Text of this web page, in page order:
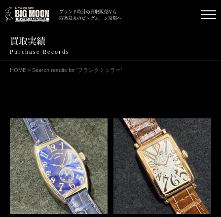
ブランド時計の買取販売なら
四条烏丸のビッグムーン京都へ
買取実績
Purchase Records
HOME > Search results for 'フランクミュラー'